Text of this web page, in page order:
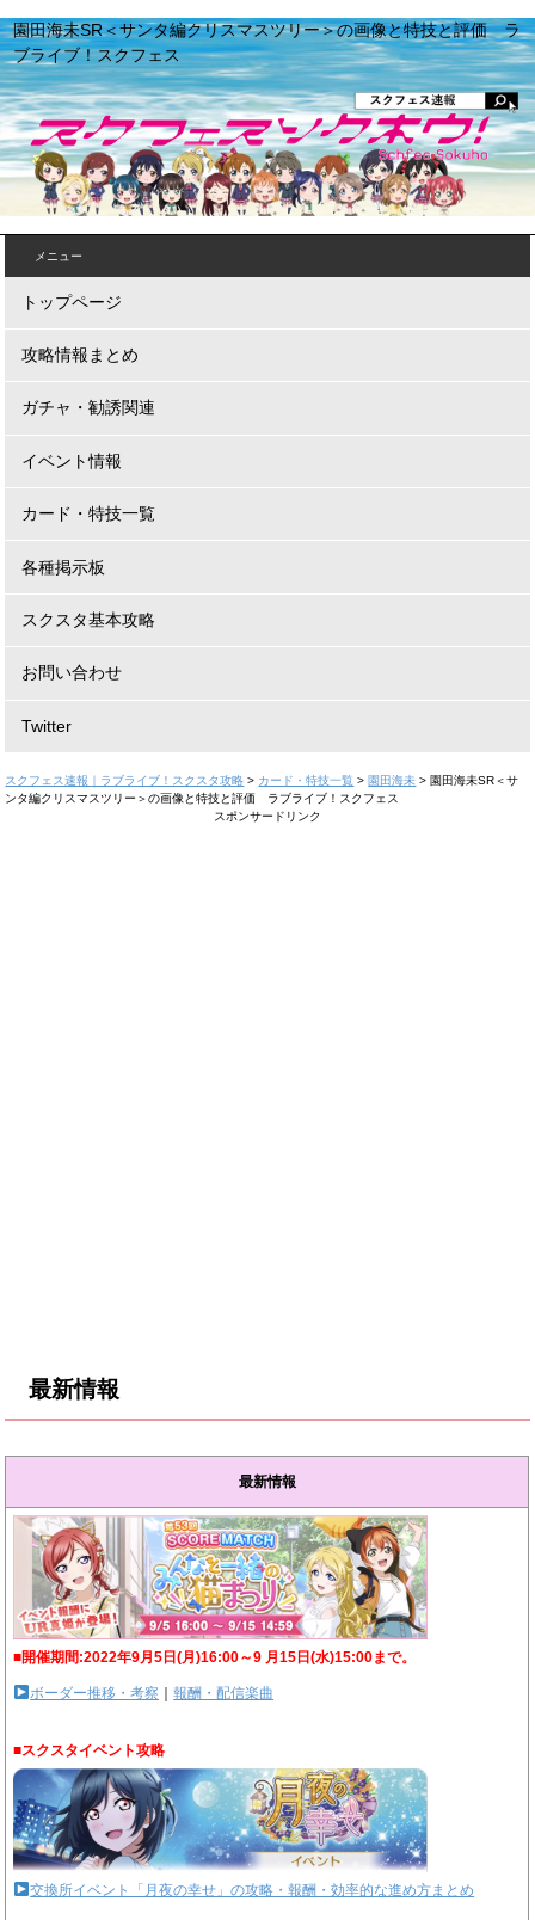
園田海未SR＜サンタ編クリスマスツリー＞の画像と特技と評価 ラ
ブライブ！スクフェス
メニュー
トップページ
攻略情報まとめ
ガチャ・勧誘関連
イベント情報
カード・特技一覧
各種掲示板
スクスタ基本攻略
お問い合わせ
Twitter
スクフェス速報｜ラブライブ！スクスタ攻略 > カード・特技一覧 > 園田海未 > 園田海未SR＜サ
ンタ編クリスマスツリー＞の画像と特技と評価 ラブライブ！スクフェス
スポンサードリンク
最新情報
最新情報
■開催期間:2022年9月5日(月)16:00～9 月15日(水)15:00まで。
ボーダー推移・考察 ｜報酬・配信楽曲
■スクスタイベント攻略
交換所イベント「月夜の幸せ」の攻略・報酬・効率的な進め方まとめ